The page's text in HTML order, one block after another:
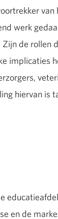
werk
de rollen
implicaties
hiervan is
en de